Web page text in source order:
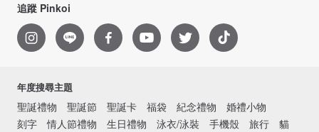
追蹤 Pinkoi
年度搜尋主題
聖誕禮物 聖誕節 聖誕卡 福袋 紀念禮物
婚禮小物
刻字
情人節禮物 生日禮物 泳衣/泳裝 手機殼 旅行 貓